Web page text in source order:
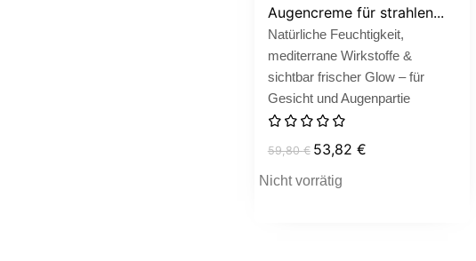
Augencreme für strahlen...
Natürliche Feuchtigkeit,
mediterrane Wirkstoffe &
sichtbar frischer Glow – für
Gesicht und Augenpartie
59,80€ 53,82 €
Nicht vorrätig